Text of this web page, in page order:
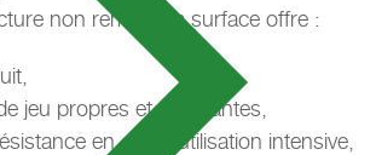
non remplie, la surface offre :
jeu propres et constantes,
en cas d’utilisation intensive,